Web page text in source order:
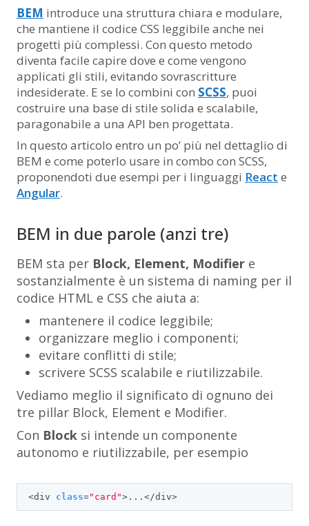
BEM introduce una struttura chiara e modulare,
che mantiene il codice CSS leggibile anche nei
progetti più complessi. Con questo metodo
diventa facile capire dove e come vengono
applicati gli stili, evitando sovrascritture
indesiderate. E se lo combini con SCSS, puoi
costruire una base di stile solida e scalabile,
paragonabile a una API ben progettata.
In questo articolo entro un po’ più nel dettaglio di
BEM e come poterlo usare in combo con SCSS,
proponendoti due esempi per i linguaggi React e
Angular.
BEM in due parole (anzi tre)
BEM sta per Block, Element, Modifier e
sostanzialmente è un sistema di naming per il
codice HTML e CSS che aiuta a:
mantenere il codice leggibile;
organizzare meglio i componenti;
evitare conflitti di stile;
scrivere SCSS scalabile e riutilizzabile.
Vediamo meglio il significato di ognuno dei
tre pillar Block, Element e Modifier.
Con Block si intende un componente
autonomo e riutilizzabile, per esempio
<div class="card">...</div>